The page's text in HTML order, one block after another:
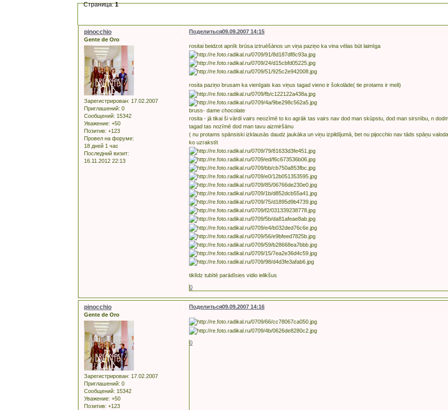
Страница:1
Поделиться09.09.2007 14:15
pinocchio
Gente de Oro
Зарегистрирован: 17.02.2007
Приглашений: 0
Сообщений: 15342
Уважение: +50
Позитив: +123
Провел на форуме:
18 дней 1 час
Последний визит:
16.11.2012 22:13
rositai beidzot apnīk brūsa iztruēšānos un viņa paziņo ka vina vēlas būt laimīga
rosita paziņo brusam ka vienīgais kas viņus tagad vieno ir šokolāde( tie protams ir meli)
bruss- dame chocolate
rosita - jā tikai ši vārdi vairs neozīmē to ko agrāk tas vairs nav dod man skūpstu, dod man sirsnību, n
tagad tas nozīmē dod man tavu aizmiršānu
( nu protams spānsiski izklausās daudz jaukāka un viņu izpildījumā, bet nu pijocchio nav tāds spāņu
ko uzrakstīt
tiklīdz tubītē parādīsies vidio ielikšus
0
Поделиться09.09.2007 14:16
pinocchio
Gente de Oro
Зарегистрирован: 17.02.2007
Приглашений: 0
Сообщений: 15342
Уважение: +50
Позитив: +123
0